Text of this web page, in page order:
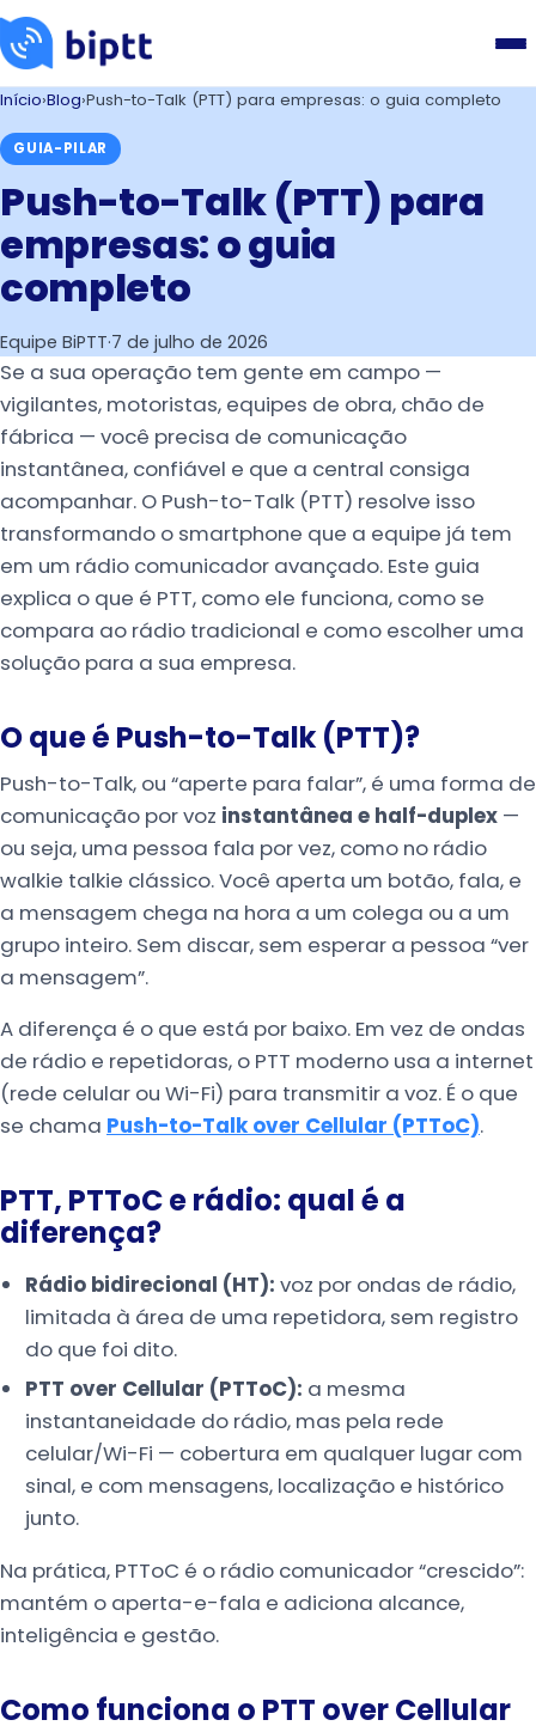
Início›Blog›Push-to-Talk (PTT) para empresas: o guia completo
GUIA-PILAR
Push-to-Talk (PTT) para
empresas: o guia
completo
Equipe BiPTT·7 de julho de 2026
Se a sua operação tem gente em campo —
vigilantes, motoristas, equipes de obra, chão de
fábrica — você precisa de comunicação
instantânea, confiável e que a central consiga
acompanhar. O Push-to-Talk (PTT) resolve isso
transformando o smartphone que a equipe já tem
em um rádio comunicador avançado. Este guia
explica o que é PTT, como ele funciona, como se
compara ao rádio tradicional e como escolher uma
solução para a sua empresa.
O que é Push-to-Talk (PTT)?
Push-to-Talk, ou “aperte para falar”, é uma forma de
comunicação por voz instantânea e half-duplex —
ou seja, uma pessoa fala por vez, como no rádio
walkie talkie clássico. Você aperta um botão, fala, e
a mensagem chega na hora a um colega ou a um
grupo inteiro. Sem discar, sem esperar a pessoa “ver
a mensagem”.
A diferença é o que está por baixo. Em vez de ondas
de rádio e repetidoras, o PTT moderno usa a internet
(rede celular ou Wi-Fi) para transmitir a voz. É o que
se chama Push-to-Talk over Cellular (PTToC).
PTT, PTToC e rádio: qual é a
diferença?
Rádio bidirecional (HT): voz por ondas de rádio,
limitada à área de uma repetidora, sem registro
do que foi dito.
PTT over Cellular (PTToC): a mesma
instantaneidade do rádio, mas pela rede
celular/Wi-Fi — cobertura em qualquer lugar com
sinal, e com mensagens, localização e histórico
junto.
Na prática, PTToC é o rádio comunicador “crescido”:
mantém o aperta-e-fala e adiciona alcance,
inteligência e gestão.
Como funciona o PTT over Cellular